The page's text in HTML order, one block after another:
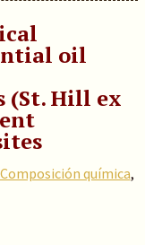
oil
(St. Hill ex
Composición química,